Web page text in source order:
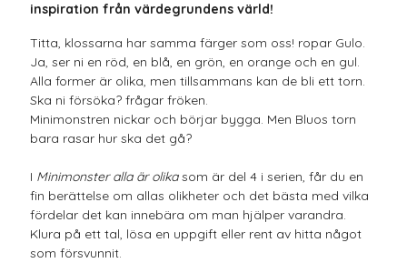
inspiration från värdegrundens värld!
Titta, klossarna har samma färger som oss! ropar Gulo.
Ja, ser ni en röd, en blå, en grön, en orange och en gul.
Alla former är olika, men tillsammans kan de bli ett torn.
Ska ni försöka? frågar fröken.
Minimonstren nickar och börjar bygga. Men Bluos torn
bara rasar hur ska det gå?
I Minimonster alla är olikasom är del 4 i serien, får du en
fin berättelse om allas olikheter och det bästa med vilka
fördelar det kan innebära om man hjälper varandra.
Klura på ett tal, lösa en uppgift eller rent av hitta något
som försvunnit.